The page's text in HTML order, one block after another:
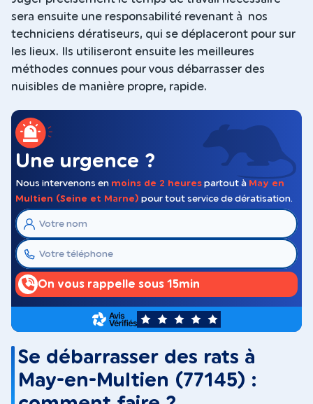
sera ensuite une responsabilité revenant à nos
techniciens dératiseurs, qui se déplaceront pour sur
les lieux. Ils utiliseront ensuite les meilleures
méthodes connues pour vous débarrasser des
nuisibles de manière propre, rapide.
Une urgence ?
Nous intervenons en moins de 2 heures partout à May en
Multien (Seine et Marne) pour tout service de dératisation.
On vous rappelle sous 15min
5
Se débarrasser des rats à
May-en-Multien (77145) :